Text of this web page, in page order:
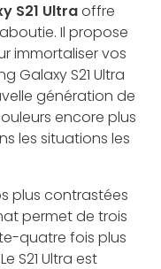
S21 Ultraoffre
Il propose
immortaliser vos
Galaxy S21 Ultra
génération de
encore plus
les situations les
plus contrastées
permet de trois
quatre fois plus
S21 Ultra est